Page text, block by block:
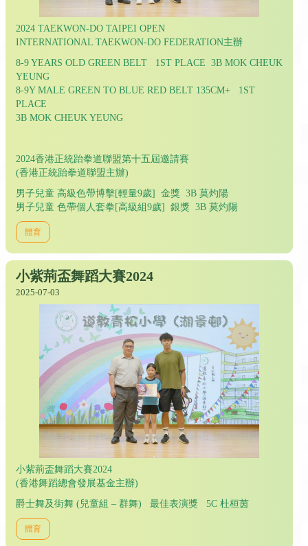
2024 TAEKWON-DO TAIPEI OPEN
INTERNATIONAL TAEKWON-DO FEDERATION主辦
8-9 YEARS OLD GREEN BELT 1ST PLACE 3B MOK CHEUK
YEUNG
8-9Y MALE GREEN TO BLUE RED BELT 135CM+ 1ST
PLACE
3B MOK CHEUK YEUNG
2024香港正統跆拳道聯盟第十五屆邀請賽
(香港正統跆拳道聯盟主辦)
男子兒童 高級色帶博擊[輕量9歲] 金獎 3B 莫灼陽
男子兒童 色帶個人套拳[高級組9歲] 銀獎 3B 莫灼陽
體育
小紫荊盃舞蹈大賽2024
2025-07-03
小紫荊盃舞蹈大賽2024
(香港舞蹈總會發展基金主辦)
爵士舞及街舞 (兒童組 – 群舞) 最佳表演獎 5C 杜桓茵
體育